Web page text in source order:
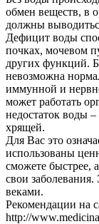
обмен веществ, в
должны
Дефицит воды
почках, мочевом
других функций.
невозможна
иммунной и
может работать
недостаток воды
хрящей.
Для Вас это
использованы
сможете быстрее,
свои
веками.
Рекомендации на
http://